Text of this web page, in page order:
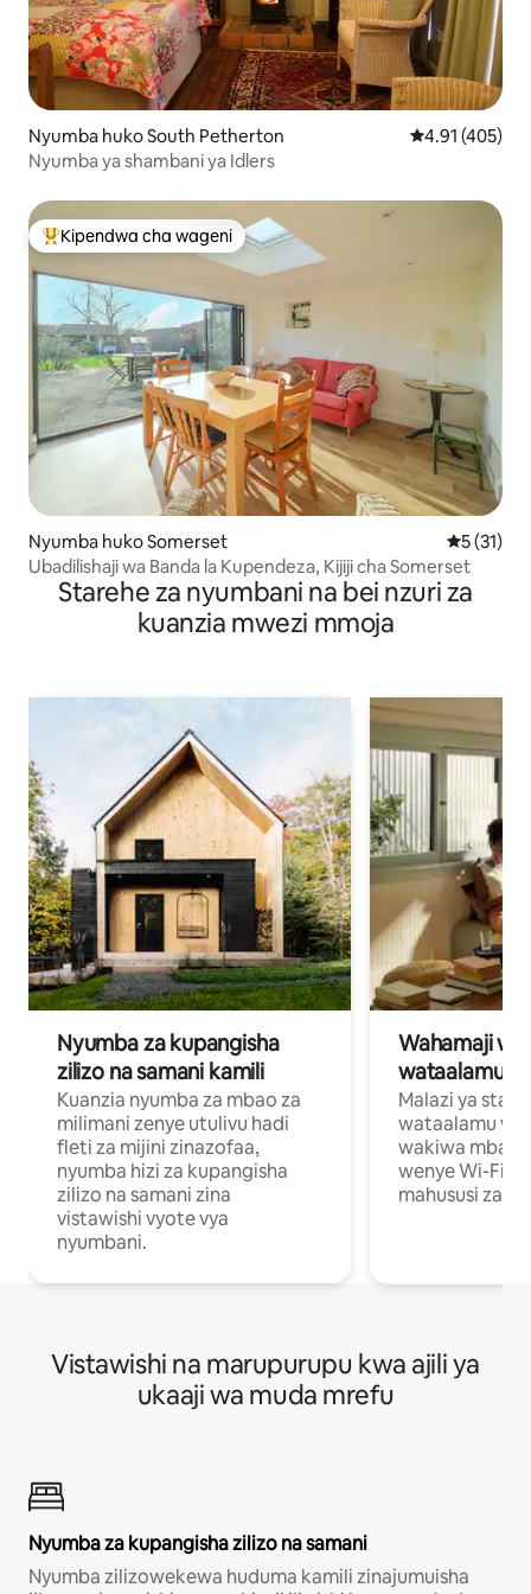
Nyumba huko South Petherton Ukadiriaji wa
4.91 (405)
Nyumba ya shambani ya Idlers
Kipendwa maarufu cha wageni
Kipendwa cha wageni
Nyumba huko Somerset Ukadiriaji
5 (31)
Ubadilishaji wa Banda la Kupendeza, Kijiji cha Somerset
Starehe za nyumbani na bei nzuri za
kuanzia mwezi mmoja
Nyumba za kupangisha
zilizo na samani kamili
Kuanzia nyumba za mbao za
milimani zenye utulivu hadi
fleti za mijini zinazofaa,
nyumba hizi za kupangisha
zilizo na samani zina
vistawishi vyote vya
nyumbani.
Wahamaji
wataalamu
Malazi ya
wataalamu
wakiwa mbali
wenye Wi-Fi
mahususi za
Vistawishi na marupurupu kwa ajili ya
ukaaji wa muda mrefu
Nyumba za kupangisha zilizo na samani
Nyumba zilizowekewa huduma kamili zinajumuisha